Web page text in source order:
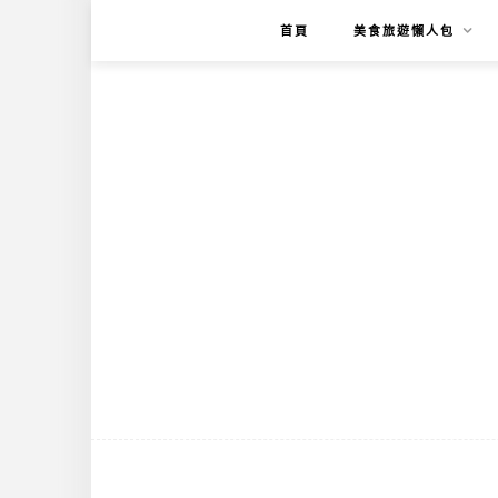
首頁 美食旅遊懶人包